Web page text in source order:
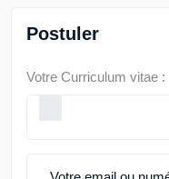
Postuler
Votre Curriculum vitae :